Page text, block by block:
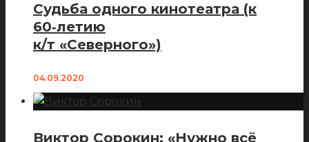
Судьба одного кинотеатра (к
60‑летию
к/т «Северного»)
04.09.2020
Виктор Сорокин: «Нужно всё